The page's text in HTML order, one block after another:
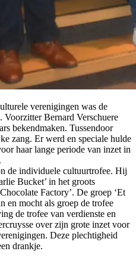
verenigingen was de
Bernard Verschuere
bekendmaken. Tussendoor
zang. Er werd en speciale hulde
haar lange periode van inzet in
de individuele cultuurtrofee. Hij
Bucket’ in het groots
Factory’. De groep ‘Et
en mocht als groep de trofee
de trofee van verdienste en
over zijn grote inzet voor
Deze plechtigheid
drankje.